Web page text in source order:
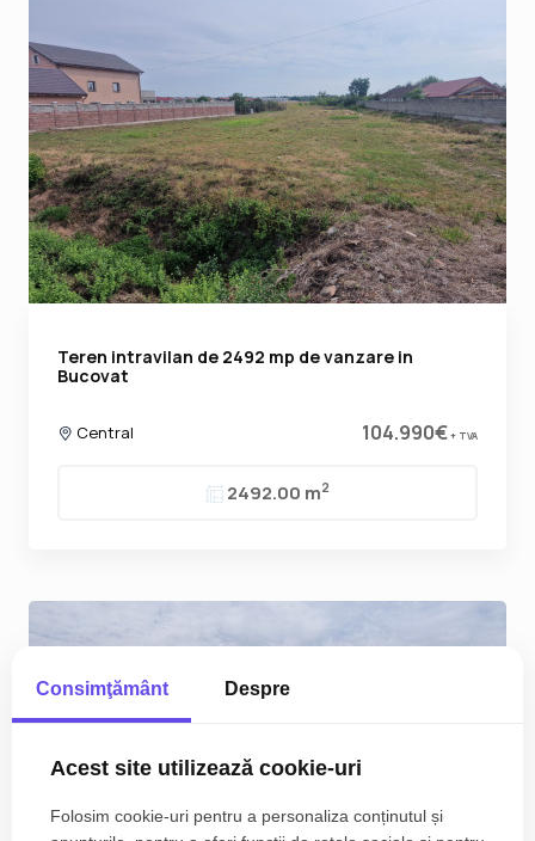
Teren intravilan de 2492 mp de vanzare in
Bucovat
Central 104.990€+ TVA
2492.00 m2
Consimţământ Despre
Acest site utilizează cookie-uri
Folosim cookie-uri pentru a personaliza conținutul și